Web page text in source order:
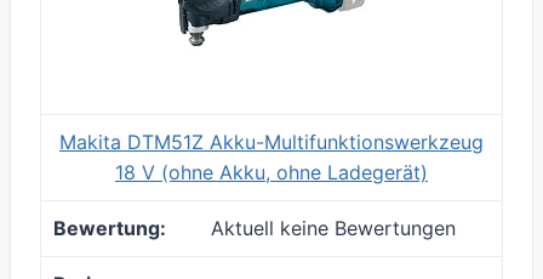
Makita DTM51Z Akku-Multifunktionswerkzeug
18 V (ohne Akku, ohne Ladegerät)
Aktuell keine Bewertungen